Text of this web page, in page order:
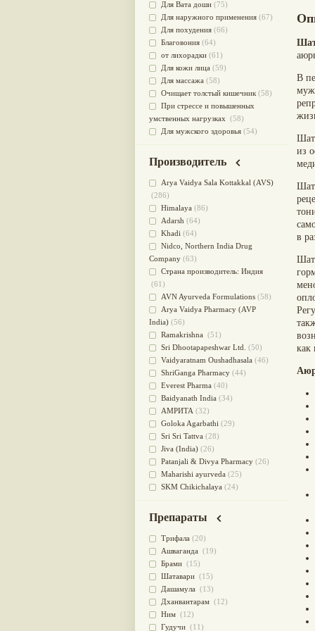
В
из
в
как
Для Вата доши (75)
Для наружного применения (67)
Для похудения (66)
Благовония (64)
от лихорадки (61)
Для кожи лица (59)
Для массажа (58)
Очищает толстый кишечник (58)
При стрессе и повышенных
умственных нагрузках (58)
Для мужского здоровья (54)
применения
(51)
Для приготовления пищи(49)
от инфекций мочеполовой
системы(49)
Для стабилизации деятельности
ЦНС(47)
для суставов(47)
Лечит опухоли и отеки
Для медитации(44)
выводит токсины
Для здоровья печени(41)
Для тела(39)
для очищения крови
При диабете (38)
Антиоксидант(37)
Для Капха(Кафа) доши(37)
От паразитов(37)
При расстройстве желудка
Успокоительное(36)
Для глаз(34)
от геморроя(34)
Противовоспалительное
Для Питта доши
Для сердца(32)
Для сосудов головного мозга
(32)
Для лица(31)
Употребление в пищу
Ароматерапия(29)
Жаропонижающее
для памяти (28)
для почек(28)
Обезболивающие (28)
Слабительное
Афродизиак(27)
Производитель
Arya Vaidya Sala Kottakkal (AVS)
(286)
Himalaya (86)
Adarsh (64)
Khadi (64)
Nidсo, Northern India Drug
Company (63)
Страна производитель: Индия
(61)
AVN Ayurveda Formulations (58)
Arya Vaidya Pharmacy (AVP
India) (56)
Ramakrishna (51)
Sri Dhootapapeshwar Ltd. (50)
Vaidyaratnam Oushadhasala (46)
ShriGanga Pharmacy (44)
Everest Pharma (40)
Baidyanath India (34)
АМРИТА (32)
Goloka Agarbathi (29)
Sri Sri Tattva (28)
Jiva (India) (26)
Patanjali & Divya Pharmacy (26)
Maharishi ayurveda (25)
SKM Chikichalaya (24)
CONCENTRATES LTD (India)
CHARAK PHARMA
Satya Sai(20)
Vyas(20)
Bipha(19)
Kerala Ayurveda
Organic India pvt ltd
Lalita (16)
Ashtang Herbals
Препараты
Трифала (20)
Ашваганда (19)
Брами (15)
Шатавари (15)
Дашамула (13)
Дханвантарам (12)
Ним (12)
Гудучи (11)